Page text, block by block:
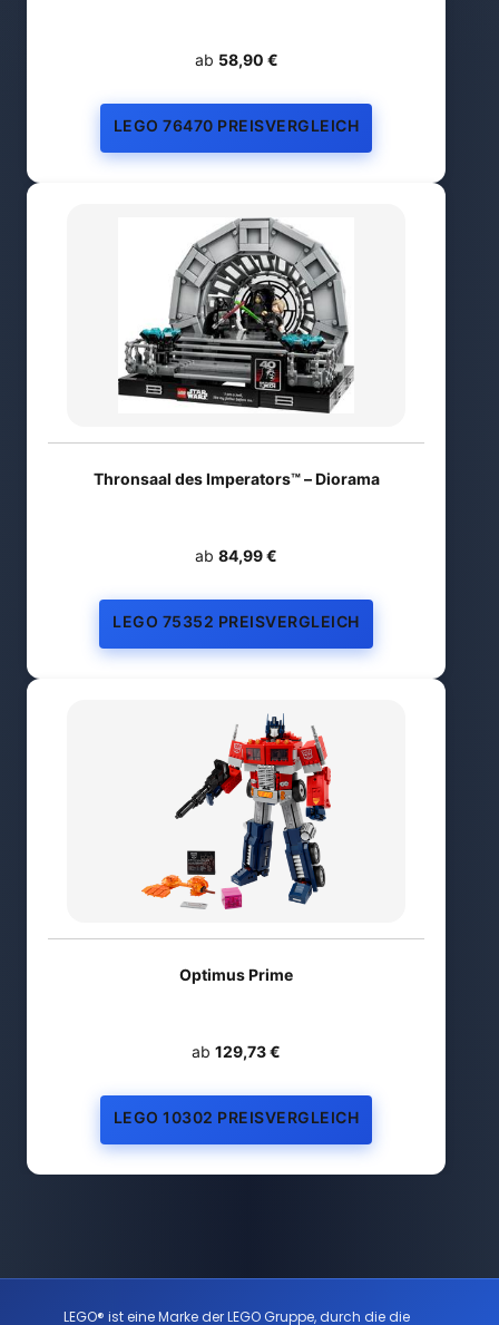
ab 58,90 €
LEGO 76470 PREISVERGLEICH
Thronsaal des Imperators™ – Diorama
ab 84,99 €
LEGO 75352 PREISVERGLEICH
Optimus Prime
ab 129,73 €
LEGO 10302 PREISVERGLEICH
LEGO® ist eine Marke der LEGO Gruppe, durch die die